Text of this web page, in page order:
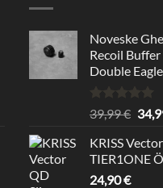
Noveske
Recoil
Double
Bewertet
mit
von 5
39,99€
war:
KRISS
TIER1ONE
24,90€